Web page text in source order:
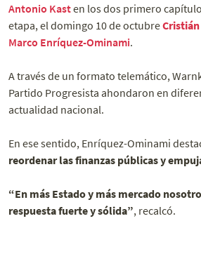
Antonio Kasten los dos primero
etapa, el domingo 10 de octubre
Marco Enríquez-Ominami.
A través de un formato telemático,
Partido Progresista ahondaron en
actualidad nacional.
En ese sentido, Enríquez-Ominami
reordenar las finanzas públicas y
“En más Estado y más mercado
respuesta fuerte y sólida”, recalcó.